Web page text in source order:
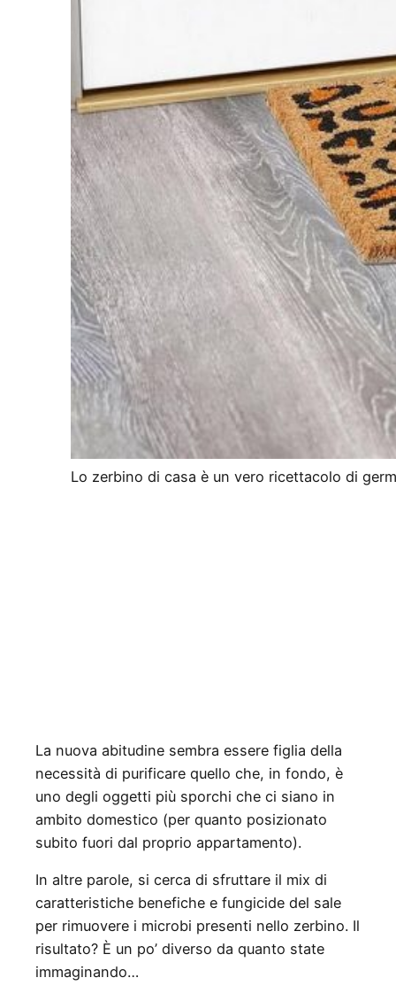
Lo zerbino di casa è un vero ricettacolo di
La nuova abitudine sembra essere figlia della
necessità di purificare quello che, in fondo, è
uno degli oggetti più sporchi che ci siano in
ambito domestico (per quanto posizionato
subito fuori dal proprio appartamento).
In altre parole, si cerca di sfruttare il mix di
caratteristiche benefiche e fungicide del sale
per rimuovere i microbi presenti nello zerbino. Il
risultato? È un po’ diverso da quanto state
immaginando…